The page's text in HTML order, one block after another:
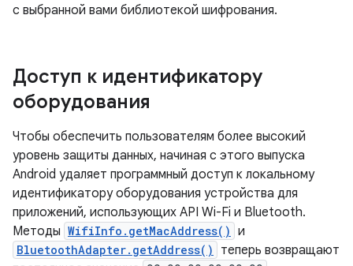
с выбранной вами библиотекой шифрования.
Доступ к идентификатору
оборудования
Чтобы обеспечить пользователям более высокий
уровень защиты данных, начиная с этого выпуска
Android удаляет программный доступ к локальному
идентификатору оборудования устройства для
приложений, использующих API Wi-Fi и Bluetooth.
Методы WifiInfo.getMacAddress() и
BluetoothAdapter.getAddress()
теперь возвращают